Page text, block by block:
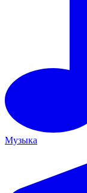
Музыка